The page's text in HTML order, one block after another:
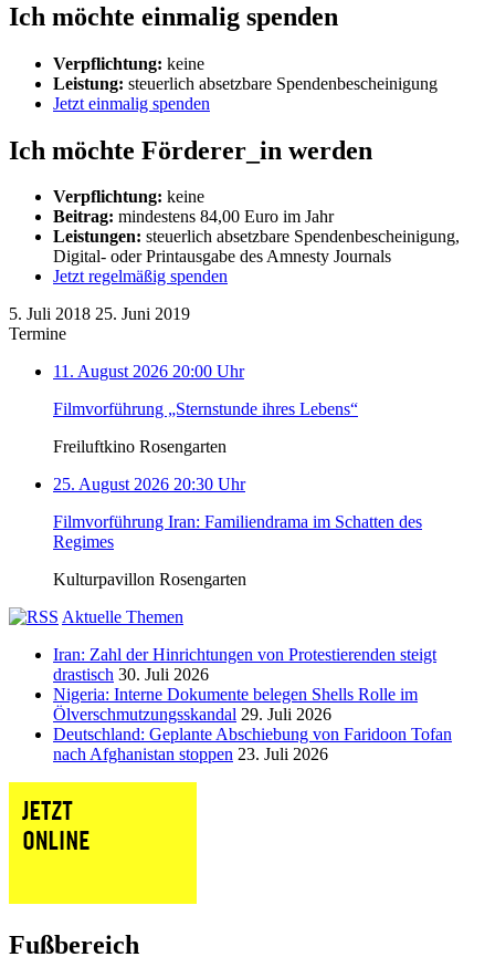
Ich möchte einmalig spenden
Verpflichtung: keine
Leistung: steuerlich absetzbare Spendenbescheinigung
Jetzt einmalig spenden
Ich möchte Förderer_in werden
Verpflichtung: keine
Beitrag: mindestens 84,00 Euro im Jahr
Leistungen: steuerlich absetzbare Spendenbescheinigung,
Digital- oder Printausgabe des Amnesty Journals
Jetzt regelmäßig spenden
5. Juli 2018 25. Juni 2019
Termine
11. August 2026 20:00 Uhr
Filmvorführung „Sternstunde ihres Lebens“
Freiluftkino Rosengarten
25. August 2026 20:30 Uhr
Filmvorführung Iran: Familiendrama im Schatten des
Regimes
Kulturpavillon Rosengarten
Aktuelle Themen
Iran: Zahl der Hinrichtungen von Protestierenden steigt
drastisch 30. Juli 2026
Nigeria: Interne Dokumente belegen Shells Rolle im
Ölverschmutzungsskandal 29. Juli 2026
Deutschland: Geplante Abschiebung von Faridoon Tofan
nach Afghanistan stoppen 23. Juli 2026
Fußbereich